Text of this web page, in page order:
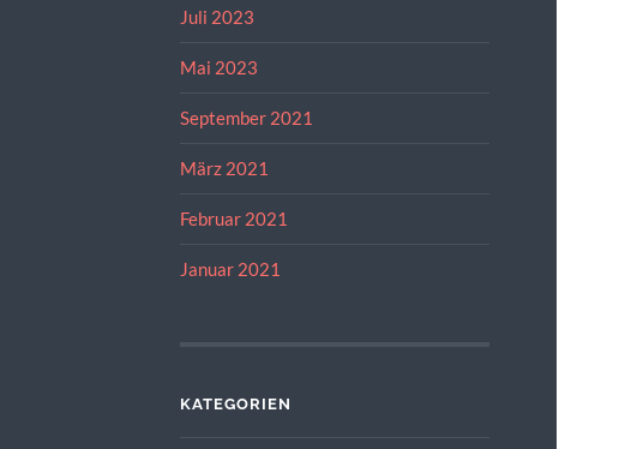
Juli 2023
Mai 2023
September 2021
März 2021
Februar 2021
Januar 2021
KATEGORIEN